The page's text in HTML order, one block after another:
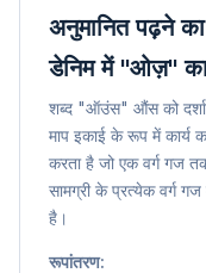
अनुमानित पढ़ने
डेनिम में "ओज़"
शब्द "ऑउंस" औंस को
माप इकाई के रूप में कार्य
करता है जो एक वर्ग गज
सामग्री के प्रत्येक वर्ग
है।
रूपांतरण: